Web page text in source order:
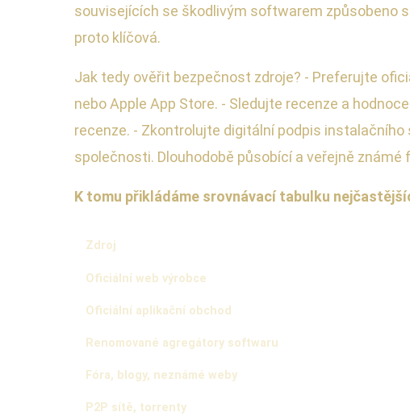
souvisejících se škodlivým softwarem způsobeno
proto klíčová.
Jak tedy ověřit bezpečnost zdroje? - Preferujte
nebo Apple App Store. - Sledujte recenze a
recenze. - Zkontrolujte digitální podpis
společnosti. Dlouhodobě působící a veřejně známé
K tomu přikládáme srovnávací tabulku
Zdroj
Oficiální web výrobce
Oficiální aplikační obchod
Renomované agregátory softwaru
Fóra, blogy, neznámé weby
P2P sítě, torrenty